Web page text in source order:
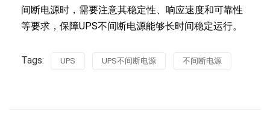
间断电源时，需要注意其稳定性、响应速度和可靠性
等要求，保障UPS不间断电源能够长时间稳定运行。
Tags: UPS UPS不间断电源 不间断电源